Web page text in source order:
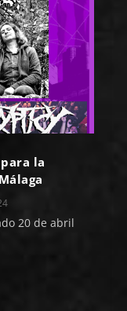
la
20 de abril